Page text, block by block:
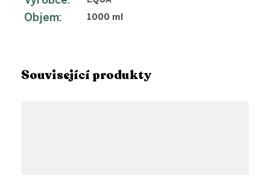
Související produkty
Objem: 1000 ml